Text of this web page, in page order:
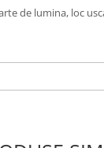
de lumina, loc